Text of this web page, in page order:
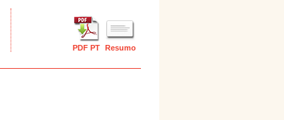
PDF PT Resumo